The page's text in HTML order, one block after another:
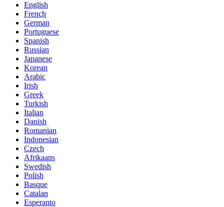
English
French
German
Portuguese
Spanish
Russian
Japanese
Korean
Arabic
Irish
Greek
Turkish
Italian
Danish
Romanian
Indonesian
Czech
Afrikaans
Swedish
Polish
Basque
Catalan
Esperanto